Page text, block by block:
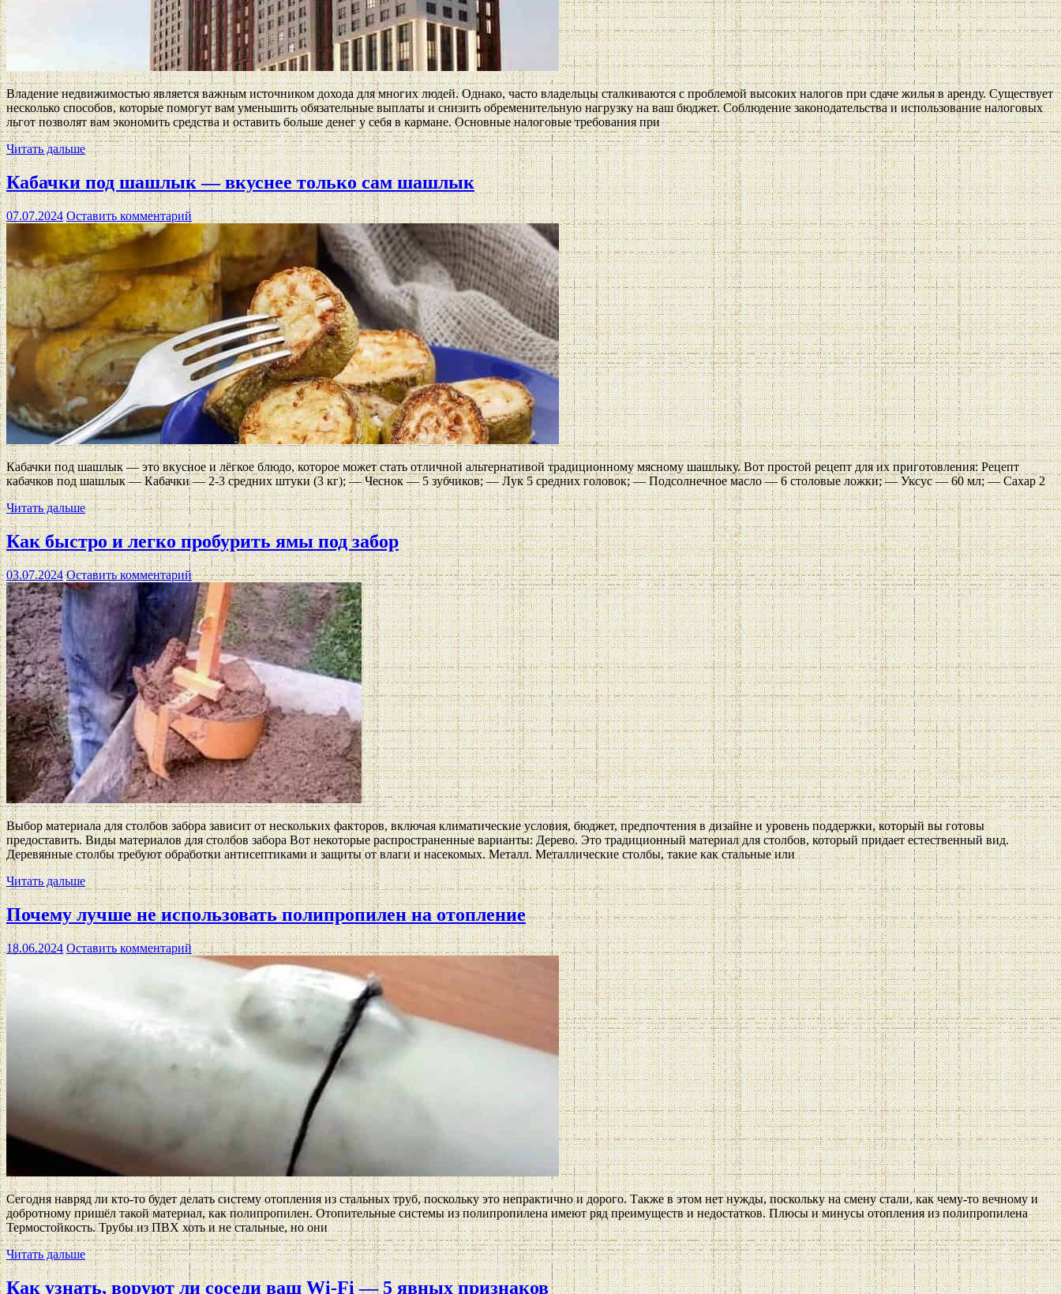
Владение недвижимостью является важным источником дохода для многих людей. Однако, часто владельцы сталкиваются с проблемой высоких налогов при сдаче жилья в аренду. Существует
несколько способов, которые помогут вам уменьшить обязательные выплаты и снизить обременительную нагрузку на ваш бюджет. Соблюдение законодательства и использование налоговых
льгот позволят вам экономить средства и оставить больше денег у себя в кармане. Основные налоговые требования при
Читать дальше
Кабачки под шашлык — вкуснее только сам шашлык
07.07.2024 Оставить комментарий
Кабачки под шашлык — это вкусное и лёгкое блюдо, которое может стать отличной альтернативой традиционному мясному шашлыку. Вот простой рецепт для их приготовления: Рецепт
кабачков под шашлык — Кабачки — 2-3 средних штуки (3 кг); — Чеснок — 5 зубчиков; — Лук 5 средних головок; — Подсолнечное масло — 6 столовые ложки; — Уксус — 60 мл; — Сахар 2
Читать дальше
Как быстро и легко пробурить ямы под забор
03.07.2024 Оставить комментарий
Выбор материала для столбов забора зависит от нескольких факторов, включая климатические условия, бюджет, предпочтения в дизайне и уровень поддержки, который вы готовы
предоставить. Виды материалов для столбов забора Вот некоторые распространенные варианты: Дерево. Это традиционный материал для столбов, который придает естественный вид.
Деревянные столбы требуют обработки антисептиками и защиты от влаги и насекомых. Металл. Металлические столбы, такие как стальные или
Читать дальше
Почему лучше не использовать полипропилен на отопление
18.06.2024 Оставить комментарий
Сегодня навряд ли кто-то будет делать систему отопления из стальных труб, поскольку это непрактично и дорого. Также в этом нет нужды, поскольку на смену стали, как чему-то вечному и
добротному пришёл такой материал, как полипропилен. Отопительные системы из полипропилена имеют ряд преимуществ и недостатков. Плюсы и минусы отопления из полипропилена
Термостойкость. Трубы из ПВХ хоть и не стальные, но они
Читать дальше
Как узнать, воруют ли соседи ваш Wi-Fi — 5 явных признаков